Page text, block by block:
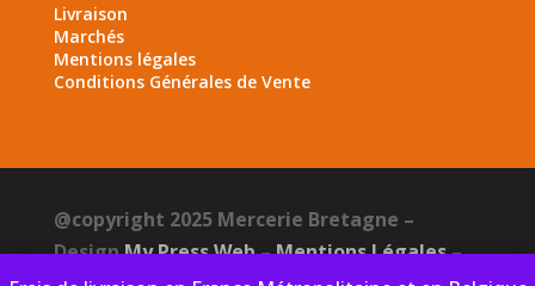
Livraison
Marchés
Mentions légales
Conditions Générales de Vente
@copyright 2025 Mercerie Bretagne –
DesignMy Press Web–Mentions Légales–